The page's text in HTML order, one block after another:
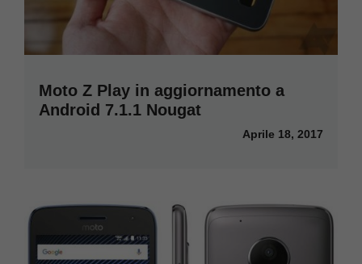
Moto Z Play in aggiornamento a
Android 7.1.1 Nougat
Aprile 18, 2017